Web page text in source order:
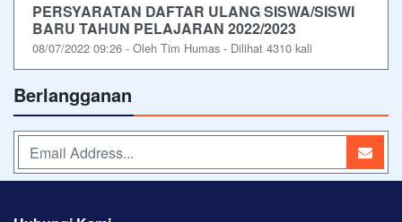
PERSYARATAN DAFTAR ULANG SISWA/SISWI
BARU TAHUN PELAJARAN 2022/2023
08/07/2022 09:26 - Oleh Tim Humas - Dilihat 4310 kali
Berlangganan